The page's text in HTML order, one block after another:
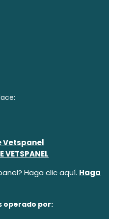
Vetspanel
VETSPANEL
Haga clic aquí. Haga
operado por: